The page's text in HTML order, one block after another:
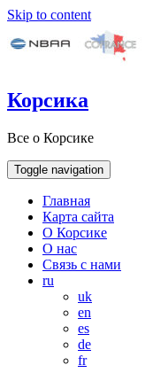
Skip to content
Корсика
Все о Корсике
Toggle navigation
Главная
Карта сайта
О Корсике
О нас
Связь с нами
ru
uk
en
es
de
fr